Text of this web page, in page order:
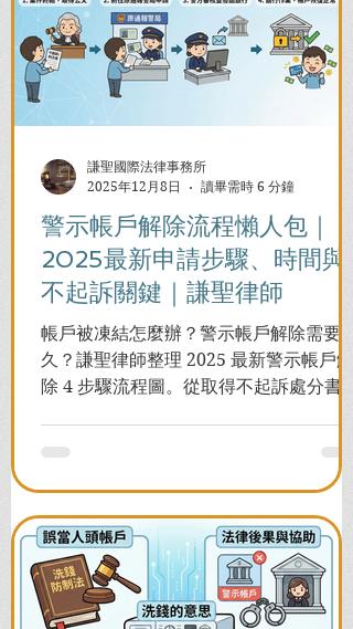
警示帳戶解除流程懶人包｜
2025最新申請步驟、時間與
不起訴關鍵｜謙聖律師
帳戶被凍結怎麼辦？警示帳戶解除需要多
久？謙聖律師整理 2025 最新警示帳戶解
除 4 步驟流程圖。從取得不起訴處分書到
謙聖國際法律事務所
2025年12月8日
讀畢需時 6 分鐘